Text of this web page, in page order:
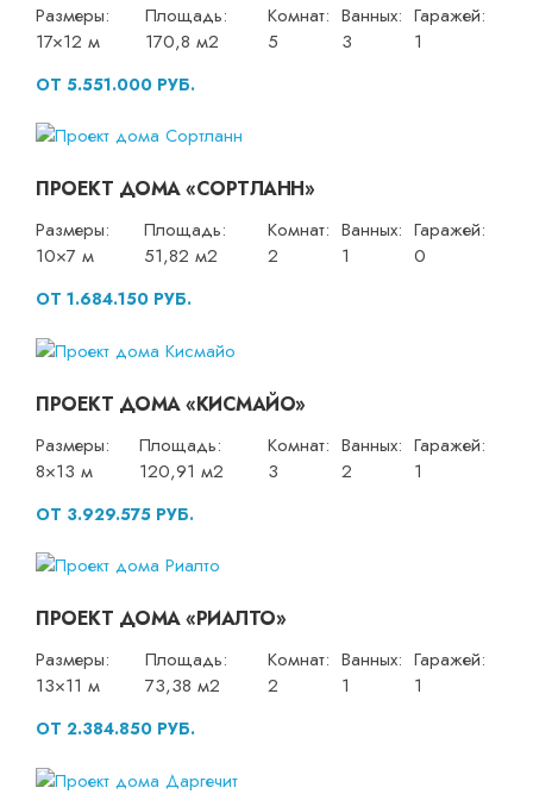
Размеры:
17×12 м
Площадь:
170,8 м2
Комнат:
5
Ванных:
3
Гаражей:
1
ОТ 5.551.000 РУБ.
ПРОЕКТ ДОМА «СОРТЛАНН»
Размеры:
10×7 м
Площадь:
51,82 м2
Комнат:
2
Ванных:
1
Гаражей:
0
ОТ 1.684.150 РУБ.
ПРОЕКТ ДОМА «КИСМАЙО»
Размеры:
8×13 м
Площадь:
120,91 м2
Комнат:
3
Ванных:
2
Гаражей:
1
ОТ 3.929.575 РУБ.
ПРОЕКТ ДОМА «РИАЛТО»
Размеры:
13×11 м
Площадь:
73,38 м2
Комнат:
2
Ванных:
1
Гаражей:
1
ОТ 2.384.850 РУБ.